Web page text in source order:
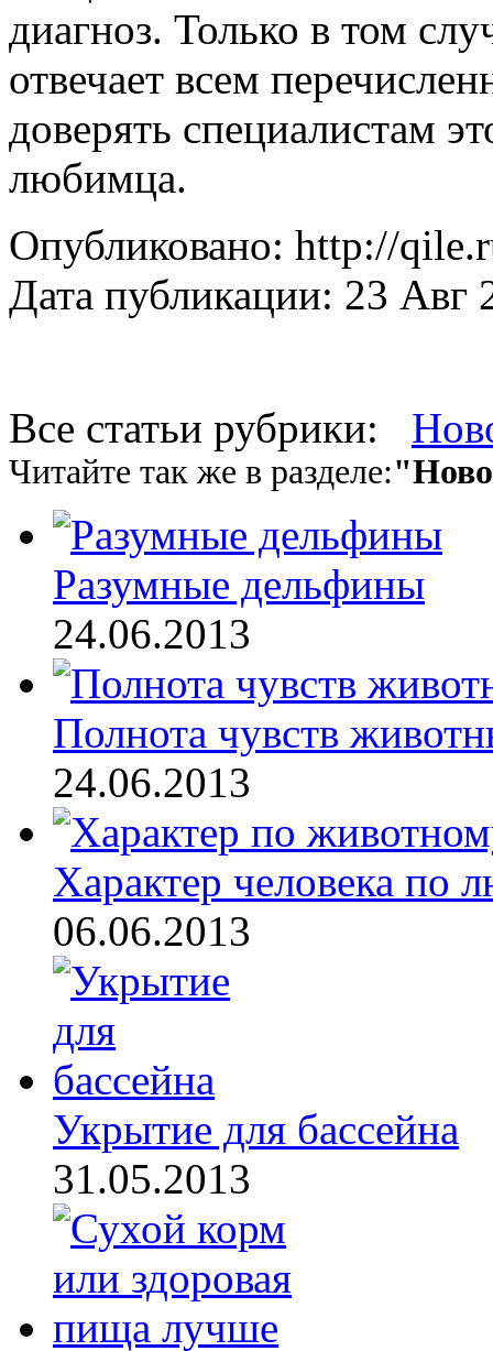
диагноз. Только в том
отвечает всем
доверять специалистам
любимца.
Опубликовано: http://
Дата публикации: 23 Авг
Все статьи рубрики:
Читайте так же в разделе:
Разумные дельфины
24.06.2013
Полнота чувств
24.06.2013
Характер человека по
06.06.2013
Укрытие для бассейна
31.05.2013